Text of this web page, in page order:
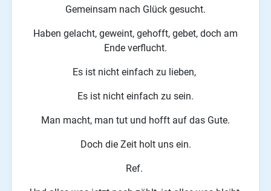
Gemeinsam nach Glück gesucht.
Haben gelacht, geweint, gehofft, gebet, doch am
Ende verflucht.
Es ist nicht einfach zu lieben,
Es ist nicht einfach zu sein.
Man macht, man tut und hofft auf das Gute.
Doch die Zeit holt uns ein.
Ref.